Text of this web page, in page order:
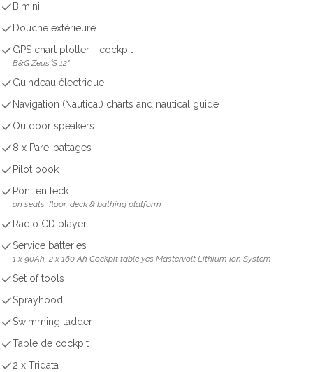
Bimini
Douche extérieure
GPS chart plotter - cockpit
B&G Zeus³S 12"
Guindeau électrique
Navigation (Nautical) charts and nautical guide
Outdoor speakers
8 x Pare-battages
Pilot book
Pont en teck
on seats, floor, deck & bathing platform
Radio CD player
Service batteries
1 x 90Ah, 2 x 160 Ah Cockpit table yes Mastervolt Lithium Ion System
Set of tools
Sprayhood
Swimming ladder
Table de cockpit
2 x Tridata